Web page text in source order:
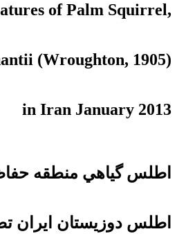
of Palm Squirrel,
(Wroughton, 1905)
in Iran January 2013
اطلس گياهي منطقه
اطلس دوزیستان ایران